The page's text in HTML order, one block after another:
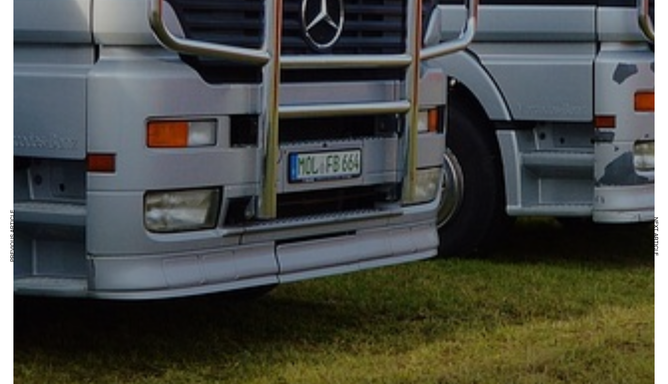
PREVIOUS ARTICLE NEXT ARTICLE